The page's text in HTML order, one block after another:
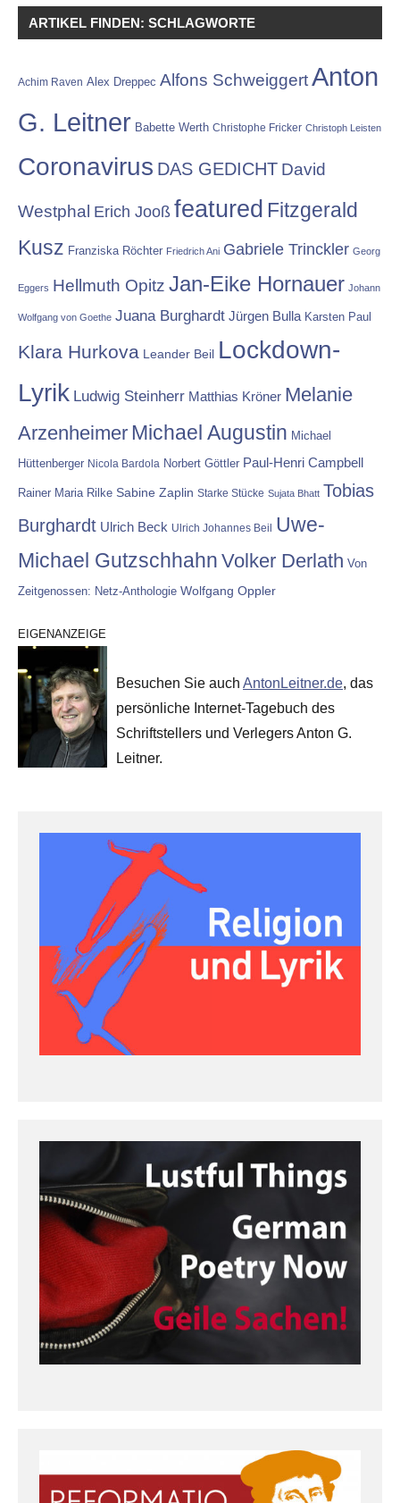
ARTIKEL FINDEN: SCHLAGWORTE
Achim Raven Alex Dreppec Alfons SchweiggertAnton
G. Leitner Babette Werth Christophe Fricker Christoph Leisten
Coronavirus DAS GEDICHT David
Westphal Erich Jooß featured Fitzgerald
Kusz Franziska Röchter Friedrich Ani Gabriele Trinckler Georg
Eggers Hellmuth Opitz Jan-Eike Hornauer Johann
Wolfgang von Goethe Juana Burghardt Jürgen Bulla Karsten Paul
Klara Hurkova Leander Beil Lockdown-
Lyrik Ludwig Steinherr Matthias Kröner Melanie
Arzenheimer Michael Augustin Michael
Hüttenberger Nicola Bardola Norbert Göttler Paul-Henri Campbell
Rainer Maria Rilke Sabine Zaplin Starke Stücke Sujata Bhatt Tobias
Burghardt Ulrich Beck Ulrich Johannes Beil Uwe-
Michael Gutzschhahn Volker Derlath Von
Zeitgenossen: Netz-Anthologie Wolfgang Oppler
EIGENANZEIGE
Besuchen Sie auch AntonLeitner.de, das
persönliche Internet-Tagebuch des
Schriftstellers und Verlegers Anton G.
Leitner.